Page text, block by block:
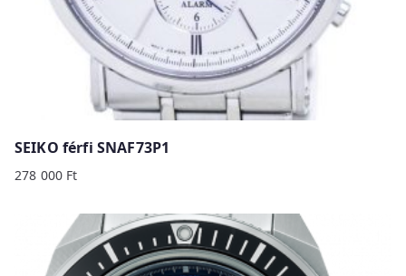
SEIKO férfi SNAF73P1
278 000 Ft